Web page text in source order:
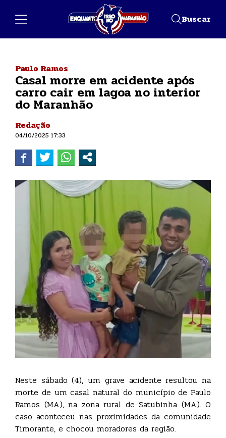
Buscar
Paulo Ramos
Casal morre em acidente após
carro cair em lagoa no interior
do Maranhão
Redação
04/10/2025 17:33
Neste sábado (4), um grave acidente resultou na
morte de um casal natural do município de Paulo
Ramos (MA), na zona rural de Satubinha (MA). O
caso aconteceu nas proximidades da comunidade
Timorante, e chocou moradores da região.